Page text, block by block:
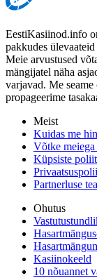
EestiKasiinod.info
pakkudes
Meie arvustused
mängijatel näha
varjavad. Me
propageerime
Meist
Kuidas me
Võtke meiega
Küpsiste
Partnerluse
Ohutus
Kasiinokeeld
10 nõuannet